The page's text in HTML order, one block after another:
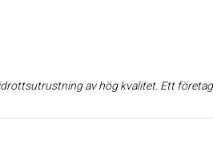
är blandannat leverantör till Lindab Arena, Ängelholms nya ishall och det visar på att Rantzows håller elitserieklass på sin utrustning! Här